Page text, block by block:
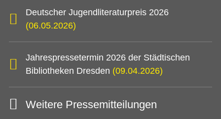
Deutscher Jugendliteraturpreis 2026
(06.05.2026)
Jahrespressetermin 2026 der Städtischen
Bibliotheken Dresden (09.04.2026)
Weitere Pressemitteilungen